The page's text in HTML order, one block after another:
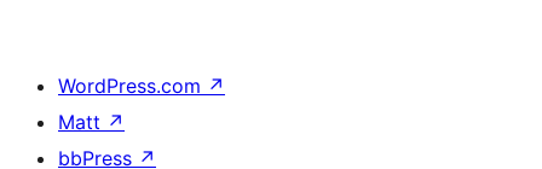
WordPress.com ↗
Matt ↗
bbPress ↗